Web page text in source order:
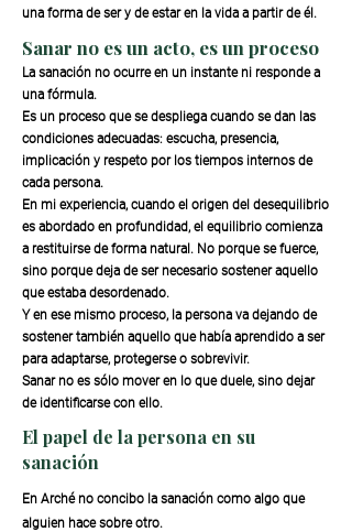
una forma de ser y de estar en la vida a partir de él.
Sanar no es un acto, es un proceso
La sanación no ocurre en un instante ni responde a
una fórmula.
Es un proceso que se despliega cuando se dan las
condiciones adecuadas: escucha, presencia,
implicación y respeto por los tiempos internos de
cada persona.
En mi experiencia, cuando el origen del desequilibrio
es abordado en profundidad, el equilibrio comienza
a restituirse de forma natural. No porque se fuerce,
sino porque deja de ser necesario sostener aquello
que estaba desordenado.
Y en ese mismo proceso, la persona va dejando de
sostener también aquello que había aprendido a ser
para adaptarse, protegerse o sobrevivir.
Sanar no es sólo mover en lo que duele, sino dejar
de identificarse con ello.
El papel de la persona en su
sanación
En Arché no concibo la sanación como algo que
alguien hace sobre otro.